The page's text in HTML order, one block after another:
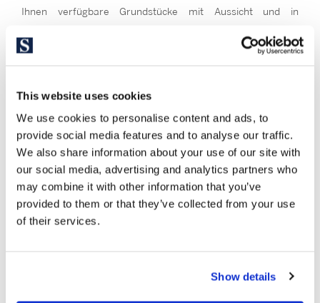
This website uses cookies
We use cookies to personalise content and ads, to
provide social media features and to analyse our traffic.
We also share information about your use of our site with
our social media, advertising and analytics partners who
may combine it with other information that you’ve
provided to them or that they’ve collected from your use
of their services.
Show details
Ihnen verfügbare Grundstücke mit Aussicht und in
Kombination aus Tradition und Moderne.
investieren wollen, um als Familie mit internationalen
sich zurückzuziehen. Wenn Sie Wert auf Lebensqualität, den
Genuss von gutem Essen und die Nähe zu Barcelona legen,